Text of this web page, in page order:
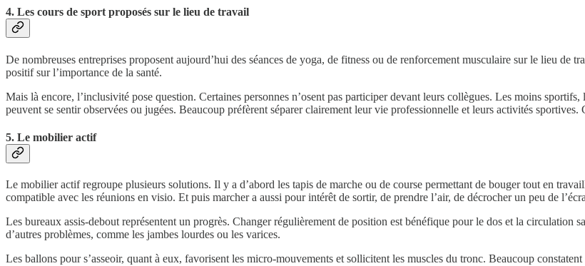
4. Les cours de sport proposés sur le lieu de travail
De nombreuses entreprises proposent aujourd’hui des séances de yoga, de fitness ou de renforcement musculaire sur le lieu de
positif sur l’importance de la santé.
Mais là encore, l’inclusivité pose question. Certaines personnes n’osent pas participer devant leurs collègues. Les moins
peuvent se sentir observées ou jugées. Beaucoup préfèrent séparer clairement leur vie professionnelle et leurs activités
5. Le mobilier actif
Le mobilier actif regroupe plusieurs solutions. Il y a d’abord les tapis de marche ou de course permettant de bouger tout en
compatible avec les réunions en visio. Et puis marcher a aussi pour intérêt de sortir, de prendre l’air, de décrocher un peu de
Les bureaux assis-debout représentent un progrès. Changer régulièrement de position est bénéfique pour le dos et la circulation
d’autres problèmes, comme les jambes lourdes ou les varices.
Les ballons pour s’asseoir, quant à eux, favorisent les micro-mouvements et sollicitent les muscles du tronc. Beaucoup